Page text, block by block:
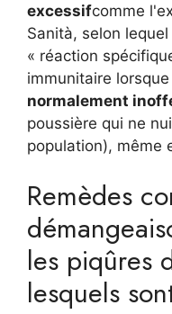
excessifcomme
Sanità, selon
« réaction
immunitaire lorsque
normalement
poussière qui ne
population), même
Remèdes
les piqûres
lesquels